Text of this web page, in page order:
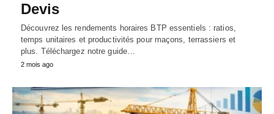
Devis
Découvrez les rendements horaires BTP essentiels : ratios,
temps unitaires et productivités pour maçons, terrassiers et
plus. Téléchargez notre guide…
2 mois ago